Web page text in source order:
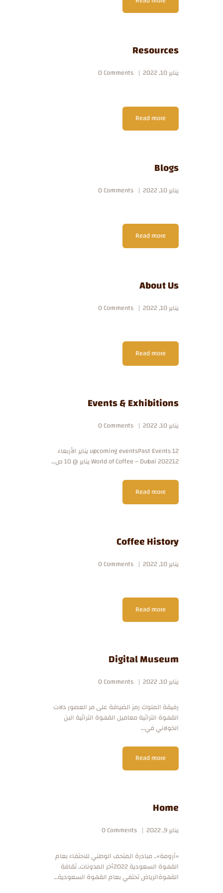
Resources
يناير 10, 2022 0Comments
Read more
Blogs
يناير 10, 2022 0Comments
Read more
About Us
يناير 10, 2022 0Comments
Read more
Events & Exhibitions
يناير 10, 2022 0Comments
upcoming eventsPast Events 12 يناير الأربعاء
World of Coffee – Dubai 202212 يناير @ 10 ص…
Read more
Coffee History
يناير 10, 2022 0Comments
Read more
Digital Museum
يناير 10, 2022 0Comments
رفيقة الملوك رمز الضيافة على مر العصور دلات
القهوة التراثية معاميل القهوة التراثية البن
الخولاني في…
Read more
Home
يناير 9, 2022 0Comments
«أرومة».. مبادرة المتحف الوطني للاحتفاء بعام
القهوة السعودية 2022أخر المدونات, ثقافة
القهوةالرياض تحتفي بعام القهوة السعودية…